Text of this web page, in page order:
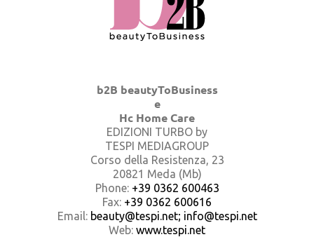
b2B beautyToBusiness
e
Hc Home Care
EDIZIONI TURBO by
TESPI MEDIAGROUP
Corso della Resistenza, 23
20821 Meda (Mb)
Phone: +39 0362 600463
Fax: +39 0362 600616
Email: beauty@tespi.net; info@tespi.net
Web: www.tespi.net